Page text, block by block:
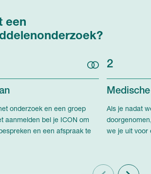
een
onderzoek en een groep
aanmelden bel je ICON om
en een afspraak te
2
Als je nadat
we je uit voor